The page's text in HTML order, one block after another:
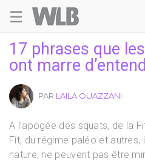
☰
17 phrases que
ont marre
PAR LAILA OUAZZANI
A l’apogée des squats, de la
Fit, du régime paléo et autres,
nature, ne peuvent pas être